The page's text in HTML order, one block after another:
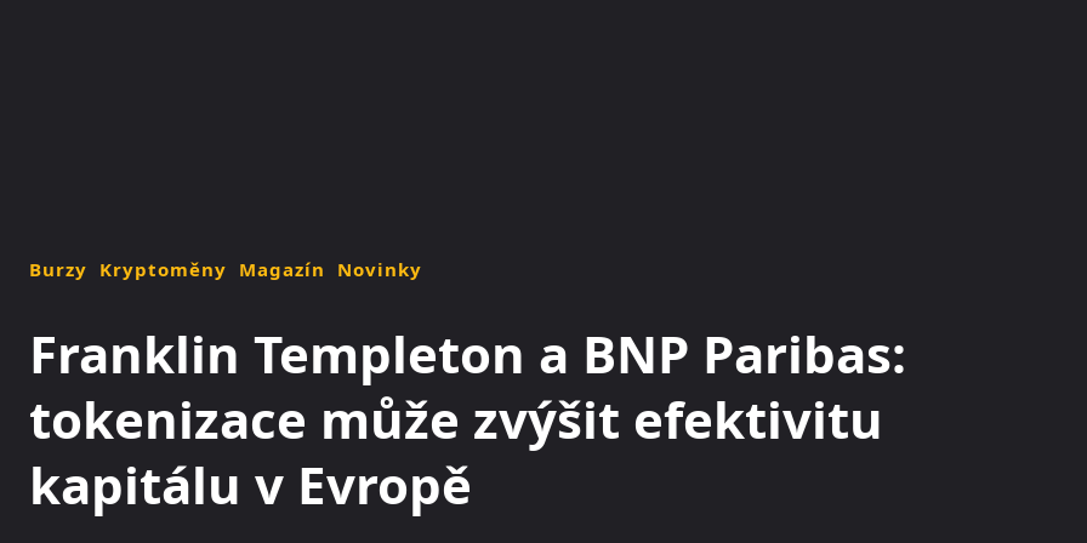
Burzy Kryptoměny Magazín Novinky
Franklin Templeton a BNP Paribas:
tokenizace může zvýšit efektivitu
kapitálu v Evropě